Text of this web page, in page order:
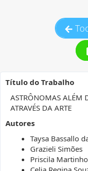
Título do Trabalho
ASTRÔNOMAS ALÉM
ATRAVÉS DA ARTE
Autores
Taysa Bassallo
Grazieli Simões
Priscila